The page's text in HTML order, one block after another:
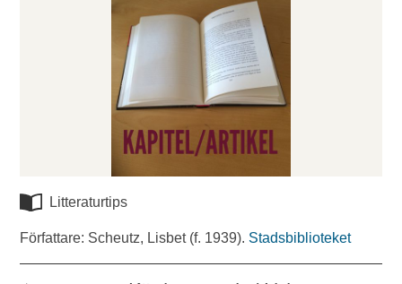
Litteraturtips
Författare: Scheutz, Lisbet (f. 1939). Stadsbiblioteket